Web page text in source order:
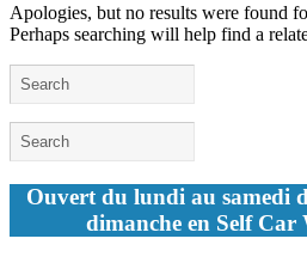
Apologies, but no results were found
Perhaps searching will help find a
Ouvert du lundi au samedi
dimanche en Self Car